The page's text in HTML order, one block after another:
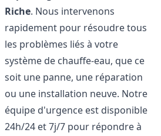
Riche. Nous intervenons
rapidement pour résoudre tous
les problèmes liés à votre
système de chauffe-eau, que ce
soit une panne, une réparation
ou une installation neuve. Notre
équipe d'urgence est disponible
24h/24 et 7j/7 pour répondre à